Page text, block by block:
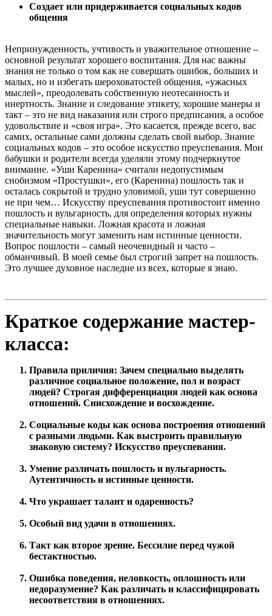
Создает или придерживается социальных кодов
общения
Непринужденность, учтивость и уважительное отношение –
основной результат хорошего воспитания. Для нас важны
знания не только о том как не совершать ошибок, больших и
малых, но и избегать шероховатостей общения, «ужасных
мыслей», преодолевать собственную неотесанность и
инертность. Знание и следование этикету, хорошие манеры и
такт – это не вид наказания или строго предписания, а особое
удовольствие и «своя игра». Это касается, прежде всего, вас
самих, остальные сами должны сделать свой выбор. Знание
социальных кодов – это особое искусство преуспевания. Мои
бабушки и родители всегда уделяли этому подчеркнутое
внимание. «Уши Каренина» считали недопустимым
снобизмом «Простушки», его (Каренина) пошлость так и
осталась сокрытой и трудно уловимой, уши тут совершенно
не при чем… Искусству преуспевания противостоит именно
пошлость и вульгарность, для определения которых нужны
специальные навыки. Ложная красота и ложная
значительность могут заменить нам истинные ценности.
Вопрос пошлости – самый неочевидный и часто –
обманчивый. В моей семье был строгий запрет на пошлость.
Это лучшее духовное наследие из всех, которые я знаю.
Краткое содержание мастер-
класса:
Правила приличия: Зачем специально выделять
различное социальное положение, пол и возраст
людей? Строгая дифференциация людей как основа
отношений. Снисхождение и восхождение.
Социальные коды как основа построения отношений
с разными людьми. Как выстроить правильную
знаковую систему? Искусство преуспевания.
Умение различать пошлость и вульгарность.
Аутентичность и истинные ценности.
Что украшает талант и одаренность?
Особый вид удачи в отношениях.
Такт как второе зрение. Бессилие перед чужой
бестактностью.
Ошибка поведения, неловкость, оплошность или
недоразумение? Как различать и классифицировать
несоответствия в отношениях.